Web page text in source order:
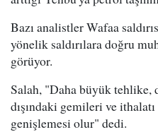
Bazı analistler Wafaa
yönelik saldırılara doğru
görüyor.
Salah, "Daha büyük tehlike,
dışındaki gemileri ve
genişlemesi olur" dedi.